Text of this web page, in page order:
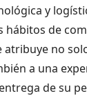
y
de
atribuye no
a una
de su